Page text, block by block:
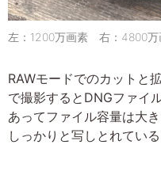
左：1200万画素 右：4800万
RAWモードでのカットと
で撮影するとDNGファイ
あってファイル容量は大
しっかりと写しとれてい